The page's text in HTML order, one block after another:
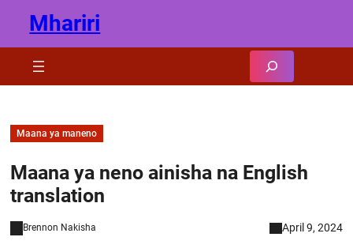
content
Mhariri
Maana ya maneno
Maana ya neno ainisha na English
translation
Brennon Nakisha April 9, 2024